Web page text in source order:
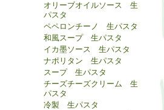
オリーブオイルソース 生
パスタ
ペペロンチーノ 生パスタ
和風スープ 生パスタ
イカ墨ソース 生パスタ
ナポリタン 生パスタ
スープ 生パスタ
チーズチーズクリーム 生
パスタ
冷製 生パスタ